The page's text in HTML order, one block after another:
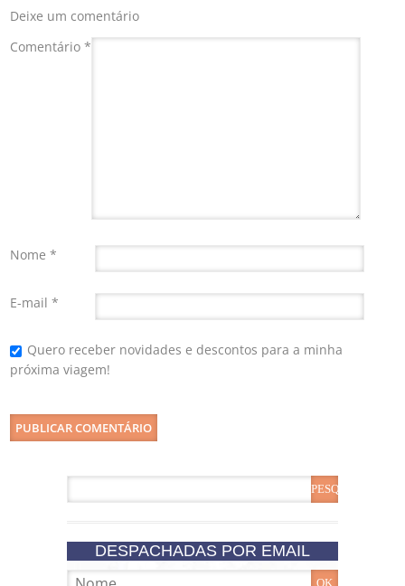
Deixe um comentário
Comentário*
Nome*
E-mail*
Quero receber novidades e descontos para a minha
próxima viagem!
DESPACHADAS POR EMAIL